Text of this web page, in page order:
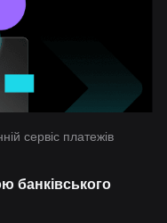
сервіс платежів
банківського